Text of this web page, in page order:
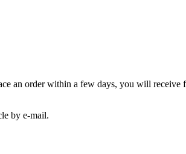
an order within a few days, you will receive
by e-mail.